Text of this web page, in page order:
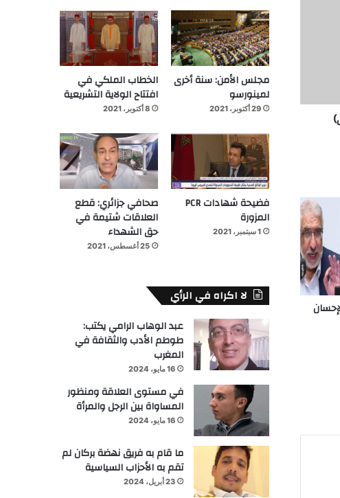
مجلس الأمن: سنة أخرى
لمينورسو
29 أكتوبر، 2021
الخطاب الملكي في
افتتاح الولاية التشريعية
8 أكتوبر، 2021
فضيحة شهادات PCR
المزورة
1 سبتمبر، 2021
صحافي جزائري: قطع
العلاقات شتيمة في
حق الشهداء
25 أغسطس، 2021
لا اكراه في الرأي
عبد الوهاب الرامي يكتب:
طوطم الأدب والثقافة في
المغرب
16 مايو، 2024
في مستوى العلاقة ومنظور
المساواة بين الرجل والمرأة
16 مايو، 2024
ما قام به فريق نهضة بركان لم
تقم به الأحزاب السياسية
23 أبريل، 2024